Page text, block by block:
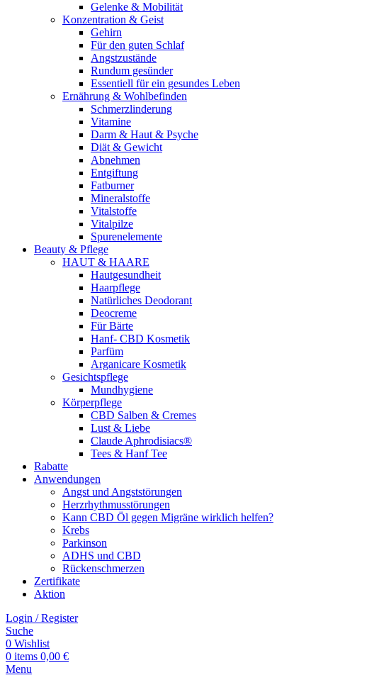
Gelenke & Mobilität
Konzentration & Geist
Gehirn
Für den guten Schlaf
Angstzustände
Rundum gesünder
Essentiell für ein gesundes Leben
Ernährung & Wohlbefinden
Schmerzlinderung
Vitamine
Darm & Haut & Psyche
Diät & Gewicht
Abnehmen
Entgiftung
Fatburner
Mineralstoffe
Vitalstoffe
Vitalpilze
Spurenelemente
Beauty & Pflege
HAUT & HAARE
Hautgesundheit
Haarpflege
Natürliches Deodorant
Deocreme
Für Bärte
Hanf- CBD Kosmetik
Parfüm
Arganicare Kosmetik
Gesichtspflege
Mundhygiene
Körperpflege
CBD Salben & Cremes
Lust & Liebe
Claude Aphrodisiacs®
Tees & Hanf Tee
Rabatte
Anwendungen
Angst und Angststörungen
Herzrhythmusstörungen
Kann CBD Öl gegen Migräne wirklich helfen?
Krebs
Parkinson
ADHS und CBD
Rückenschmerzen
Zertifikate
Aktion
Login / Register
Suche
0 Wishlist
0 items 0,00 €
Menu